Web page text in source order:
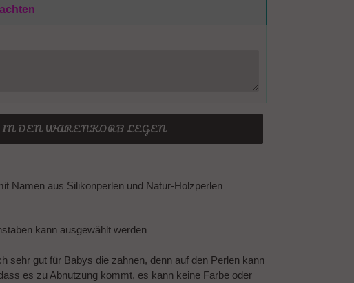
IN DEN WARENKORB LEGEN
Namen aus Silikonperlen und Natur-Holzperlen
kann ausgewählt werden
sehr gut für Babys die zahnen, denn auf den Perlen kann
es zu Abnutzung kommt, es kann keine Farbe oder